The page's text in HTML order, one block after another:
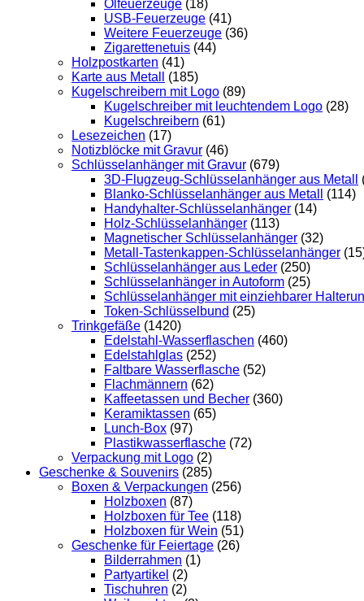
Ölfeuerzeuge (18)
USB-Feuerzeuge (41)
Weitere Feuerzeuge (36)
Zigarettenetuis (44)
Holzpostkarten (41)
Karte aus Metall
(185)
Kugelschreibern mit Logo (89)
Kugelschreiber mit leuchtendem Logo (28)
Kugelschreibern (61)
Lesezeichen (17)
Notizblöcke mit Gravur (46)
Schlüsselanhänger mit Gravur (679)
3D-Flugzeug-Schlüsselanhänger aus Metall
Blanko-Schlüsselanhänger aus Metall
(114)
Handyhalter-Schlüsselanhänger (14)
Holz-Schlüsselanhänger (113)
Magnetischer Schlüsselanhänger (32)
Metall-Tastenkappen-Schlüsselanhänger
Schlüsselanhänger aus Leder (250)
Schlüsselanhänger in Autoform (25)
Schlüsselanhänger mit einziehbarer
Token-Schlüsselbund (25)
Trinkgefäße (1420)
Edelstahl-Wasserflaschen (460)
Edelstahlglas (252)
Faltbare Wasserflasche (52)
Flachmännern (62)
Kaffeetassen und Becher (360)
Keramiktassen (65)
Lunch-Box (97)
Plastikwasserflasche (72)
Verpackung mit Logo (2)
Geschenke & Souvenirs (285)
Boxen & Verpackungen (256)
Holzboxen (87)
Holzboxen für Tee (118)
Holzboxen für Wein (51)
Geschenke für Feiertage (26)
Bilderrahmen (1)
Partyartikel (2)
Tischuhren (2)